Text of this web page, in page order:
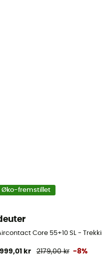
Øko-fremstillet
Core 55+10 SL -
kr 2179,00 kr -8%